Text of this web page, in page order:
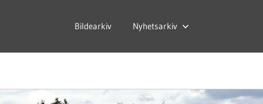
Bildearkiv Nyhetsarkiv